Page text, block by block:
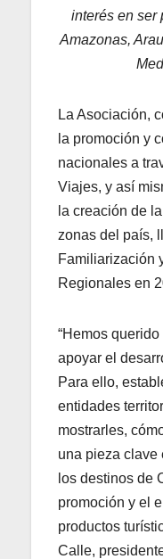
interés en ser
Amazonas,
La Asociación,
la promoción y
nacionales a
Viajes, y así
la creación de
zonas del país,
Familiarización
Regionales en
“Hemos
apoyar el
Para ello,
entidades
mostrarles,
una pieza clave
los destinos de
promoción y el
productos
Calle,